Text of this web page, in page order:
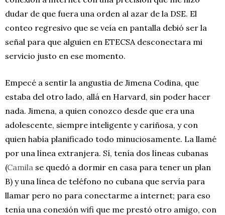
dudar de que fuera una orden al azar de la DSE. El
conteo regresivo que se veía en pantalla debió ser la
señal para que alguien en ETECSA desconectara mi
servicio justo en ese momento.
Empecé a sentir la angustia de Jimena Codina, que
estaba del otro lado, allá en Harvard, sin poder hacer
nada. Jimena, a quien conozco desde que era una
adolescente, siempre inteligente y cariñosa, y con
quien había planificado todo minuciosamente. La llamé
por una línea extranjera. Sí, tenía dos líneas cubanas
(Camila se quedó a dormir en casa para tener un plan
B) y una línea de teléfono no cubana que servía para
llamar pero no para conectarme a internet; para eso
tenía una conexión wifi que me prestó otro amigo, con